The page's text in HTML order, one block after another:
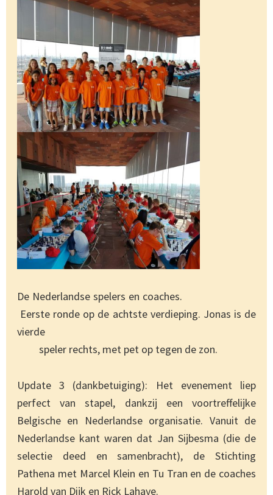
De Nederlandse spelers en coaches.
Eerste ronde op de achtste verdieping. Jonas is de
vierde
speler rechts, met pet op tegen de zon.
Update 3 (dankbetuiging): Het evenement liep
perfect van stapel, dankzij een voortreffelijke
Belgische en Nederlandse organisatie. Vanuit de
Nederlandse kant waren dat Jan Sijbesma (die de
selectie deed en samenbracht), de Stichting
Pathena met Marcel Klein en Tu Tran en de coaches
Harold van Dijk en Rick Lahaye.